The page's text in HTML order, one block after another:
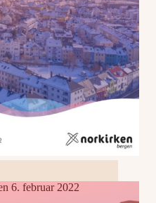
6. februar 2022